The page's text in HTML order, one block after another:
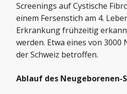
Screenings auf Cystische
einem Fersenstich am 4.
Erkrankung frühzeitig
werden. Etwa eines von
der Schweiz betroffen.
Ablauf des Neugeborenen-